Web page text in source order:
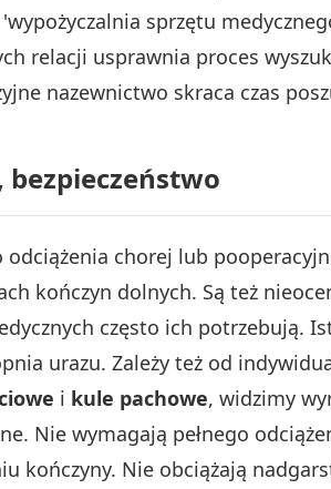
sprzętu
relacji usprawnia proces
nazewnictwo skraca czas
odciążenia chorej lub
kończyn dolnych. Są też
często ich potrzebują.
urazu. Zależy też od
i kule pachowe, widzimy
Nie wymagają pełnego
kończyny. Nie obciążają